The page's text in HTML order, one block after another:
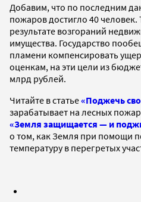
Добавим, что по последним
пожаров достигло 40
результате возгораний
имущества. Государство
пламени компенсировать
оценкам, на эти цели из
млрд рублей.
Читайте в статье«Поджечь
зарабатывает на лесных
«Земля защищается — и
о том, как Земля при помощи
температуру в перегретых